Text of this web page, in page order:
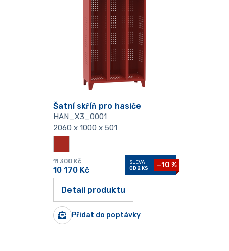
Šatní skříň pro hasiče
HAN_X3_0001
2060 x 1000 x 501
11 300 Kč
10 170 Kč
SLEVA
OD 2 KS
−10 %
Detail produktu
Přidat do poptávky